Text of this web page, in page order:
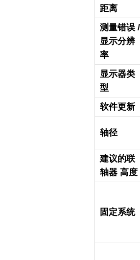
距离
测量错误 /
显示分辨
率
显示器类
型
软件更新
轴径
建议的联
轴器 高度
固定系统